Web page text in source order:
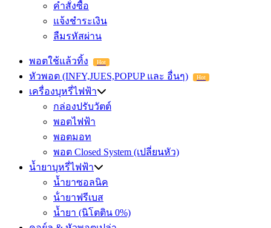
คำสั่งซื้อ
แจ้งชำระเงิน
ลืมรหัสผ่าน
พอตใช้แล้วทิ้ง Hot
หัวพอต (INFY,JUES,POPUP และ อื่นๆ) Hot
เครื่องบุหรี่ไฟฟ้า
กล่องปรับวัตต์
พอตไฟฟ้า
พอตมอท
พอต Closed System (เปลี่ยนหัว)
น้ำยาบุหรี่ไฟฟ้า
น้ำยาซอลนิค
น้ํายาฟรีเบส
น้ำยา (นิโตติน 0%)